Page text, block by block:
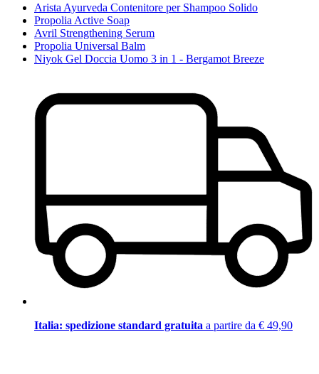
Arista Ayurveda Contenitore per Shampoo Solido
Propolia Active Soap
Avril Strengthening Serum
Propolia Universal Balm
Niyok Gel Doccia Uomo 3 in 1 - Bergamot Breeze
Italia: spedizione standard gratuita a partire da € 49,90